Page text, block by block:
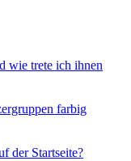
wie trete ich ihnen
farbig
der Startseite?